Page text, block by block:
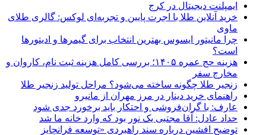
ایمپلنت دیجیتال در کرج
خرید آنلاین طلا با اجرت پایین و تجربه‌ای لوکس: گالری طلای
ماوی
چرا مانیتور ایسوس بهترین انتخاب برای گیمرها و ادیتورها
است؟
هزینه حج عمره ۱۴۰۵؛ بررسی کامل هزینه ثبت نام، کاروان و
مخارج سفر
زنجیر طلا چگونه ساخته می‌شود؟ مراحل تولید زنجیر طلا
راهنمای خرید دینار در مرز مهران از مانیرو
عارف: با گران‌فروشی و احتکار باید برخورد جدی شود
حداد عادل: آقا مجتبی یک نور بود که وارد خانه ما شد
توضیح افشین درباره سند راهبردی «توسعه فرانچایز